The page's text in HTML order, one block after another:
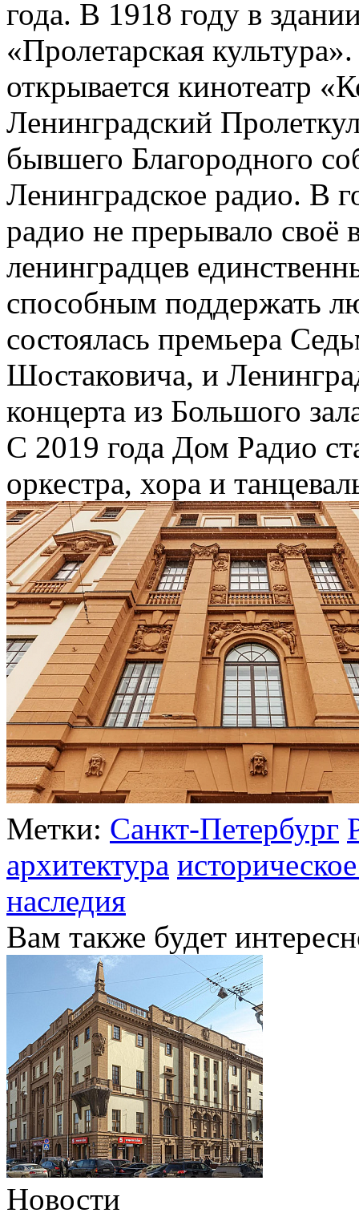
года. В 1918 году в
«Пролетарская
открывается кинотеатр
Ленинградский
бывшего Благородного
Ленинградское радио. В
радио не прерывало
ленинградцев
способным поддержать
состоялась премьера
Шостаковича, и
концерта из Большого
С 2019 года Дом Радио
оркестра, хора и
Метки: Санкт-Петербург
архитектура
наследия
Вам также будет
Новости